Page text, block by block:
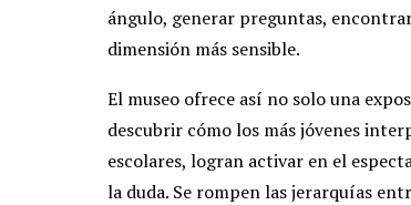
ángulo, generar preguntas,
dimensión más sensible.
El museo ofrece así no solo una
descubrir cómo los más jóvenes
escolares, logran activar en el
la duda. Se rompen las jerarquías